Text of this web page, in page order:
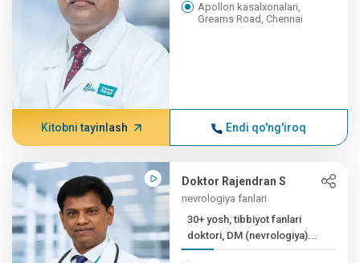
Apollon kasalxonalari,
Greams Road, Chennai
Kitobni tayinlash Endi qo'ng'iroq
Doktor Rajendran S
nevrologiya fanlari
30+ yosh, tibbiyot fanlari
doktori, DM (nevrologiya)...